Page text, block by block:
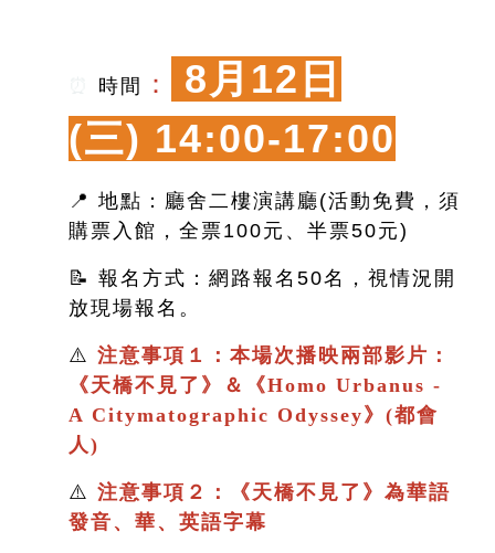
時間 ：
8月12日
(三) 14:00-17:00
📍 地點：廳舍二樓演講廳(活動免費，須
購票入館，全票100元、半票50元)
📝 報名方式：網路報名50名，視情況開
放現場報名。
⚠️ 注意事項１：本場次播映兩部影片：
《天橋不見了 》＆ 《Homo Urbanus -
A Citymatographic Odyssey》(都會
人)
⚠️ 注意事項２： 《天橋不見了 》 為華語
發音、華、英語字幕